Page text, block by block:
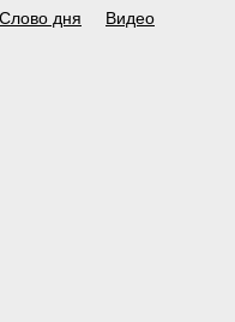
Слово дня Видео